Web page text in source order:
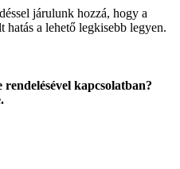
járulunk hozzá, hogy a
hatás a lehető legkisebb legyen.
rendelésével kapcsolatban?